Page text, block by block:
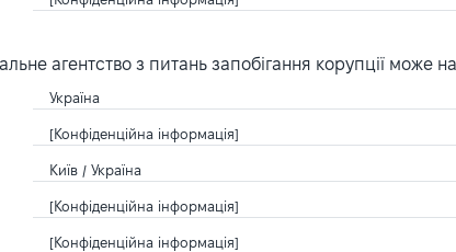
агентство з питань запобігання корупції може
Україна
[Конфіденційна інформація]
Київ / Україна
[Конфіденційна інформація]
[Конфіденційна інформація]